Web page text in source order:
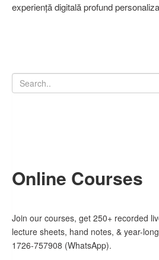
experiență digitală profund
Online Courses
Join our courses, get 250+ recorded
lecture sheets, hand notes, & year-
1726-757908 (WhatsApp).